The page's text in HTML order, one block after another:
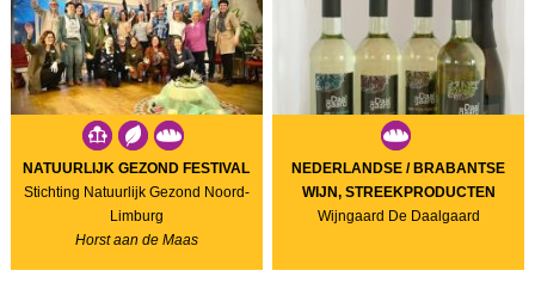
NATUURLIJK GEZOND FESTIVAL
Stichting Natuurlijk Gezond Noord-
Limburg
Horst aan de Maas
NEDERLANDSE / BRABANTSE
WIJN, STREEKPRODUCTEN
Wijngaard De Daalgaard